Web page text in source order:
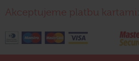
Akceptujeme platbu kartami: